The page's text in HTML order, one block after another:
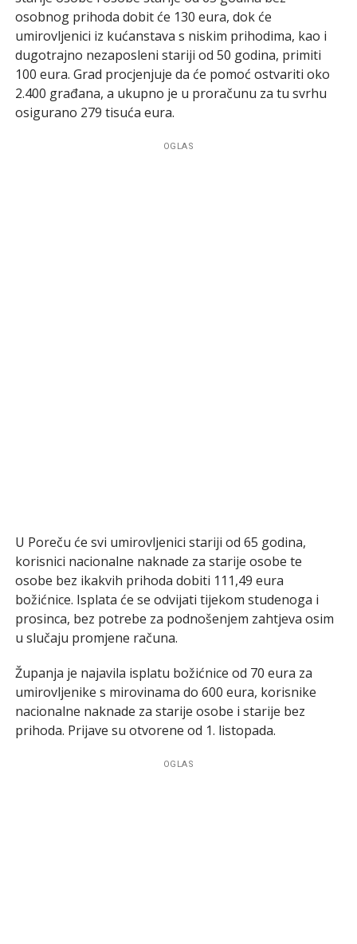
osobnog prihoda dobit će 130 eura, dok će
umirovljenici iz kućanstava s niskim prihodima, kao i
dugotrajno nezaposleni stariji od 50 godina, primiti
100 eura. Grad procjenjuje da će pomoć ostvariti oko
2.400 građana, a ukupno je u proračunu za tu svrhu
osigurano 279 tisuća eura.
OGLAS
U Poreču će svi umirovljenici stariji od 65 godina,
korisnici nacionalne naknade za starije osobe te
osobe bez ikakvih prihoda dobiti 111,49 eura
božićnice. Isplata će se odvijati tijekom studenoga i
prosinca, bez potrebe za podnošenjem zahtjeva osim
u slučaju promjene računa.
Županja je najavila isplatu božićnice od 70 eura za
umirovljenike s mirovinama do 600 eura, korisnike
nacionalne naknade za starije osobe i starije bez
prihoda. Prijave su otvorene od 1. listopada.
OGLAS